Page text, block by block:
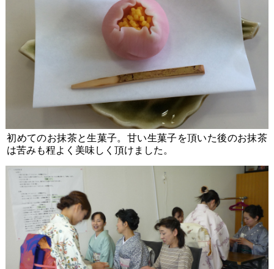
初めてのお抹茶と生菓子。甘い生菓子を頂いた後のお抹茶
は苦みも程よく美味しく頂けました。